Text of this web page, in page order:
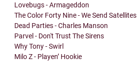
Lovebugs - Armageddon
The Color Forty Nine - We Send Satellites
Dead Parties - Charles Manson
Parvel - Don't Trust The Sirens
Why Tony - Swirl
Milo Z - Playen’ Hookie